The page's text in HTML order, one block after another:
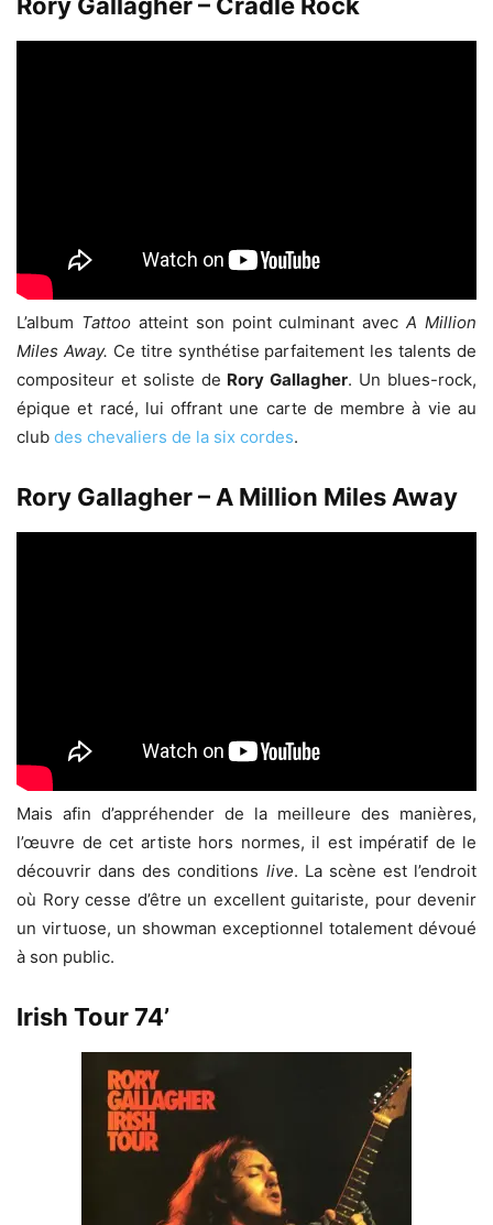
L’album Tattooatteint son point culminant avecA Million
Miles Away. Ce titre synthétise parfaitement les talents de
compositeur et soliste de Rory Gallagher. Un blues-rock,
épique et racé, lui offrant une carte de membre à vie au
club des chevaliers de la six cordes.
Rory Gallagher – A Million Miles Away
Mais afin d’appréhender de la meilleure des manières,
l’œuvre de cet artiste hors normes, il est impératif de le
découvrir dans des conditions live. La scène est l’endroit
où Rory cesse d’être un excellent guitariste, pour devenir
un virtuose, un showman exceptionnel totalement dévoué
à son public.
Irish Tour 74’